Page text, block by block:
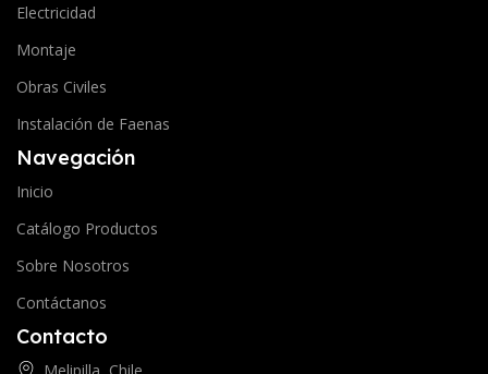
Electricidad
Montaje
Obras Civiles
Instalación de Faenas
Navegación
Inicio
Catálogo Productos
Sobre Nosotros
Contáctanos
Contacto
Melipilla, Chile